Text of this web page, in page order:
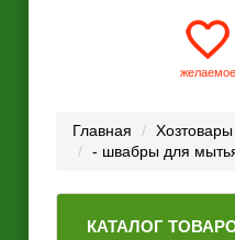
Главная Хозтовары
- швабры для
КАТАЛОГ